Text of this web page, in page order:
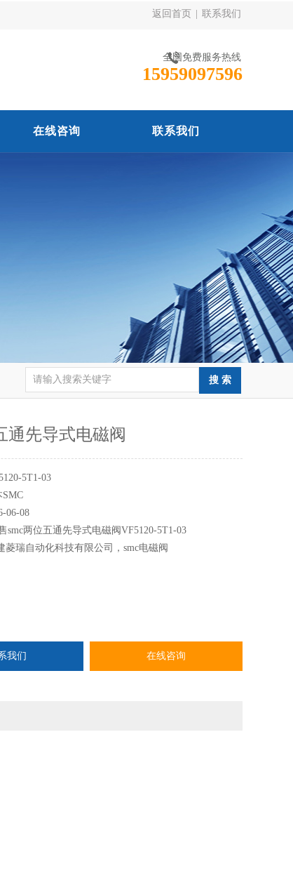
返回首页 联系我们
全国免费服务热线
15959097596
在线咨询 联系我们
通先导式电磁阀
5T1-03
SMC
06-08
smc两位五通先导式电磁阀VF5120-5T1-03
菱瑞自动化科技有限公司，smc电磁阀
我们 在线咨询